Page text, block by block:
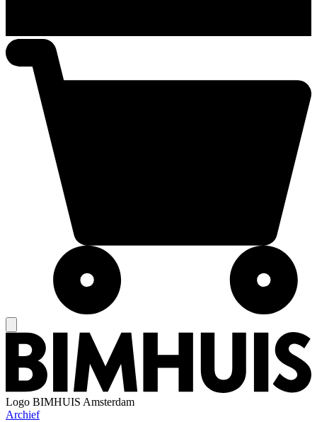
Logo BIMHUIS Amsterdam
Archief